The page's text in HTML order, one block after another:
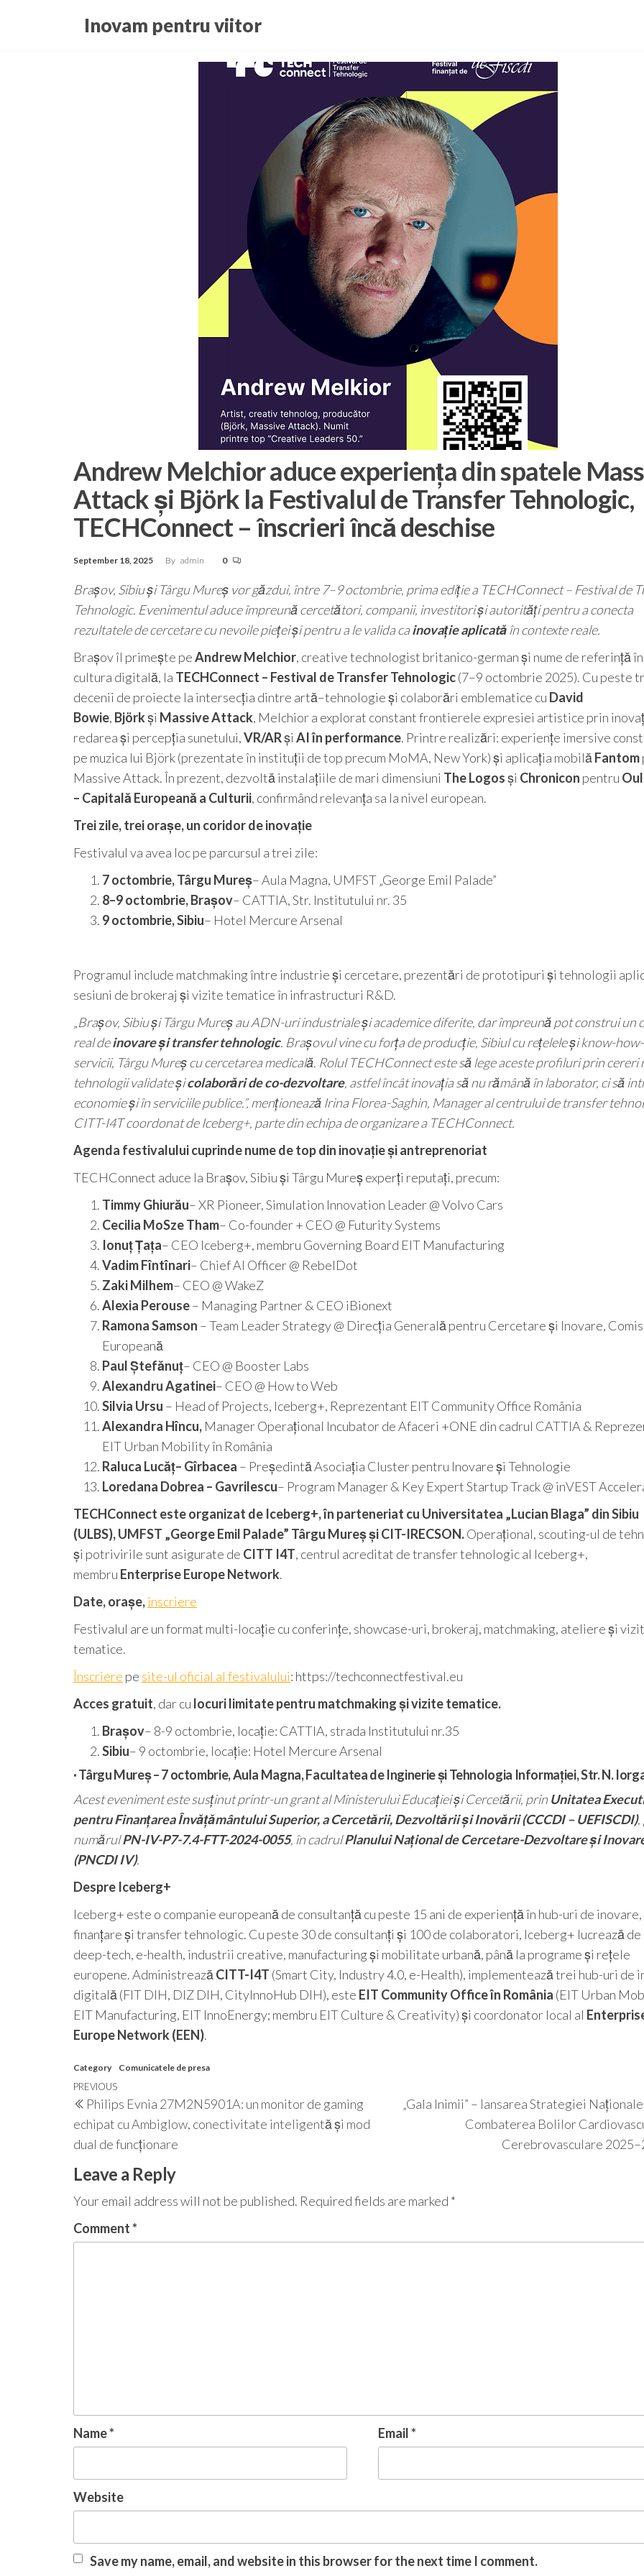
Inovam pentru viitor
Andrew Melchior aduce experiența din spatele
Attack și Björk la Festivalul de Transfer Tehnologic,
TECHConnect – înscrieri încă deschise
September 18, 2025 By admin 0
Brașov, Sibiu și Târgu Mureș vor găzdui, între 7–9 octombrie, prima ediție a TECHConnect – Festival de
Tehnologic. Evenimentul aduce împreună cercetători, companii, investitori și autorități pentru a conecta
rezultatele de cercetare cu nevoile pieței și pentru a le valida cainovație aplicată în contexte reale.
Brașov îl primește peAndrew Melchior, creative technologist britanico-german și nume de referință în
cultura digitală, la TECHConnect – Festival de Transfer Tehnologic(7–9 octombrie 2025). Cu peste
decenii de proiecte la intersecția dintre artă–tehnologie și colaborări emblematice cu David
Bowie, Björkși Massive Attack, Melchior a explorat constant frontierele expresiei artistice prin
redarea și percepția sunetului,VR/ARși AI în performance. Printre realizări: experiențe imersive
pe muzica lui Björk (prezentate în instituții de top precum MoMA, New York) și aplicația mobilăFantom
Massive Attack. În prezent, dezvoltă instalațiile de mari dimensiuni The Logosși Chronicon pentru
– Capitală Europeană a Culturii, confirmând relevanța sa la nivel european.
Trei zile, trei orașe, un coridor de inovație
Festivalul va avea loc pe parcursul a trei zile:
7 octombrie, Târgu Mureș– Aula Magna, UMFST „George Emil Palade”
8–9 octombrie, Brașov– CATTIA, Str. Institutului nr. 35
9 octombrie, Sibiu– Hotel Mercure Arsenal
Programul include matchmaking între industrie și cercetare, prezentări de prototipuri și tehnologii
sesiuni de brokeraj și vizite tematice în infrastructuri R&D.
„Brașov, Sibiu și Târgu Mureș au ADN-uri industriale și academice diferite, dar împreună pot construi un
real deinovare și transfer tehnologic. Brașovul vine cu forța de producție, Sibiul cu rețelele și know-
servicii, Târgu Mureș cu cercetarea medicală. Rolul TECHConnect este să lege aceste profiluri prin cereri
tehnologii validate șicolaborări de co-dezvoltare, astfel încât inovația să nu rămână în laborator, ci să
economie și în serviciile publice.”, menționează Irina Florea-Saghin, Manager al centrului de transfer
CITT-I4T coordonat de Iceberg+, parte din echipa de organizare a TECHConnect.
Agenda festivalului cuprinde nume de top din inovație și antreprenoriat
TECHConnect aduce la Brașov, Sibiu și Târgu Mureș experți reputați, precum:
Timmy Ghiurău– XR Pioneer, Simulation Innovation Leader @ Volvo Cars
Cecilia MoSze Tham– Co-founder + CEO @ Futurity Systems
Ionuț Țața– CEO Iceberg+, membru Governing Board EIT Manufacturing
Vadim Fîntînari– Chief AI Officer @ RebelDot
Zaki Milhem– CEO @ WakeZ
Alexia Perouse– Managing Partner & CEO iBionext
Ramona Samson – Team Leader Strategy @ Direcția Generală pentru Cercetare și Inovare,
Europeană
Paul Ștefănuț– CEO @ Booster Labs
Alexandru Agatinei– CEO @ How to Web
Silvia Ursu – Head of Projects, Iceberg+, Reprezentant EIT Community Office România
Alexandra Hîncu, Manager Operațional Incubator de Afaceri +ONE din cadrul CATTIA &
EIT Urban Mobility în România
Raluca Lucăț– Gîrbacea – Președintă Asociația Cluster pentru Inovare și Tehnologie
Loredana Dobrea – Gavrilescu– Program Manager & Key Expert Startup Track @ inVEST
TECHConnect este organizat de Iceberg+, în parteneriat cu Universitatea „Lucian Blaga” din Sibiu
(ULBS), UMFST „George Emil Palade” Târgu Mureș și CIT-IRECSON.Operațional, scouting-ul de
și potrivirile sunt asigurate de CITT I4T, centrul acreditat de transfer tehnologic al Iceberg+,
membru Enterprise Europe Network.
Date, orașe,înscriere
Festivalul are un format multi-locație cu conferințe, showcase-uri, brokeraj, matchmaking, ateliere și
tematice.
Înscriere pe site-ul oficial al festivalului: https://techconnectfestival.eu
Acces gratuit, dar cu locuri limitate pentru matchmaking și vizite tematice.
Brașov– 8-9 octombrie, locație: CATTIA, strada Institutului nr.35
Sibiu– 9 octombrie, locație: Hotel Mercure Arsenal
· Târgu Mureș– 7 octombrie, Aula Magna, Facultatea de Inginerie și Tehnologia Informației, Str. N.
Acest eveniment este susținut printr-un grant al Ministerului Educației și Cercetării, prin Unitatea
pentru Finanțarea Învățământului Superior, a Cercetării, Dezvoltării și Inovării (CCCDI – UEFISCDI),
numărulPN-IV-P7-7.4-FTT-2024-0055, în cadrulPlanului Național de Cercetare-Dezvoltare și
(PNCDI IV).
Despre Iceberg+
Iceberg+ este o companie europeană de consultanță cu peste 15 ani de experiență în hub-uri de inovare,
finanțare și transfer tehnologic. Cu peste 30 de consultanți și 100 de colaboratori, Iceberg+ lucrează de
deep-tech, e-health, industrii creative, manufacturing și mobilitate urbană, până la programe și rețele
europene. AdministreazăCITT-I4T (Smart City, Industry 4.0, e-Health), implementează trei hub-uri de
digitală (FIT DIH, DIZ DIH, CityInnoHub DIH), este EIT Community Office în România (EIT Urban
EIT Manufacturing, EIT InnoEnergy; membru EIT Culture & Creativity) și coordonator local al
Europe Network (EEN).
Category Comunicatele de presa
Post
navigation
Previous
Post
PREVIOUS
Philips Evnia 27M2N5901A: un monitor de gaming
echipat cu Ambiglow, conectivitate inteligentă și mod
dual de funcționare
„Gala Inimii” – lansarea Strategiei
Combaterea Bolilor
Cerebrovasculare
Leave a Reply
Your email address will not be published. Required fields are marked *
Comment*
Name* Email*
Website
Save my name, email, and website in this browser for the next time I comment.